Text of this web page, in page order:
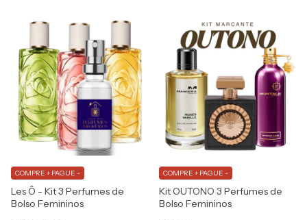
Les Ô - Kit 3 Perfumes de
Bolso Femininos
COMPRE + PAGUE -
Kit OUTONO 3 Perfumes de
Bolso Femininos
COMPRE + PAGUE -